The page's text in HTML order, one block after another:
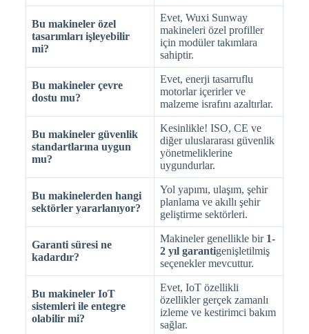
Bu makineler özel
tasarımları işleyebilir
mi?
Evet, Wuxi Sunway
makineleri özel profiller
için modüler takımlara
sahiptir.
Bu makineler çevre
dostu mu?
Evet, enerji tasarruflu
motorlar içerirler ve
malzeme israfını azaltırlar.
Bu makineler güvenlik
standartlarına uygun
mu?
Kesinlikle! ISO, CE ve
diğer uluslararası güvenlik
yönetmeliklerine
uygundurlar.
Bu makinelerden hangi
sektörler yararlanıyor?
Yol yapımı, ulaşım, şehir
planlama ve akıllı şehir
geliştirme sektörleri.
Garanti süresi ne
kadardır?
Makineler genellikle bir 1-
2 yıl garantigenişletilmiş
seçenekler mevcuttur.
Bu makineler IoT
sistemleri ile entegre
olabilir mi?
Evet, IoT özellikli
özellikler gerçek zamanlı
izleme ve kestirimci bakım
sağlar.